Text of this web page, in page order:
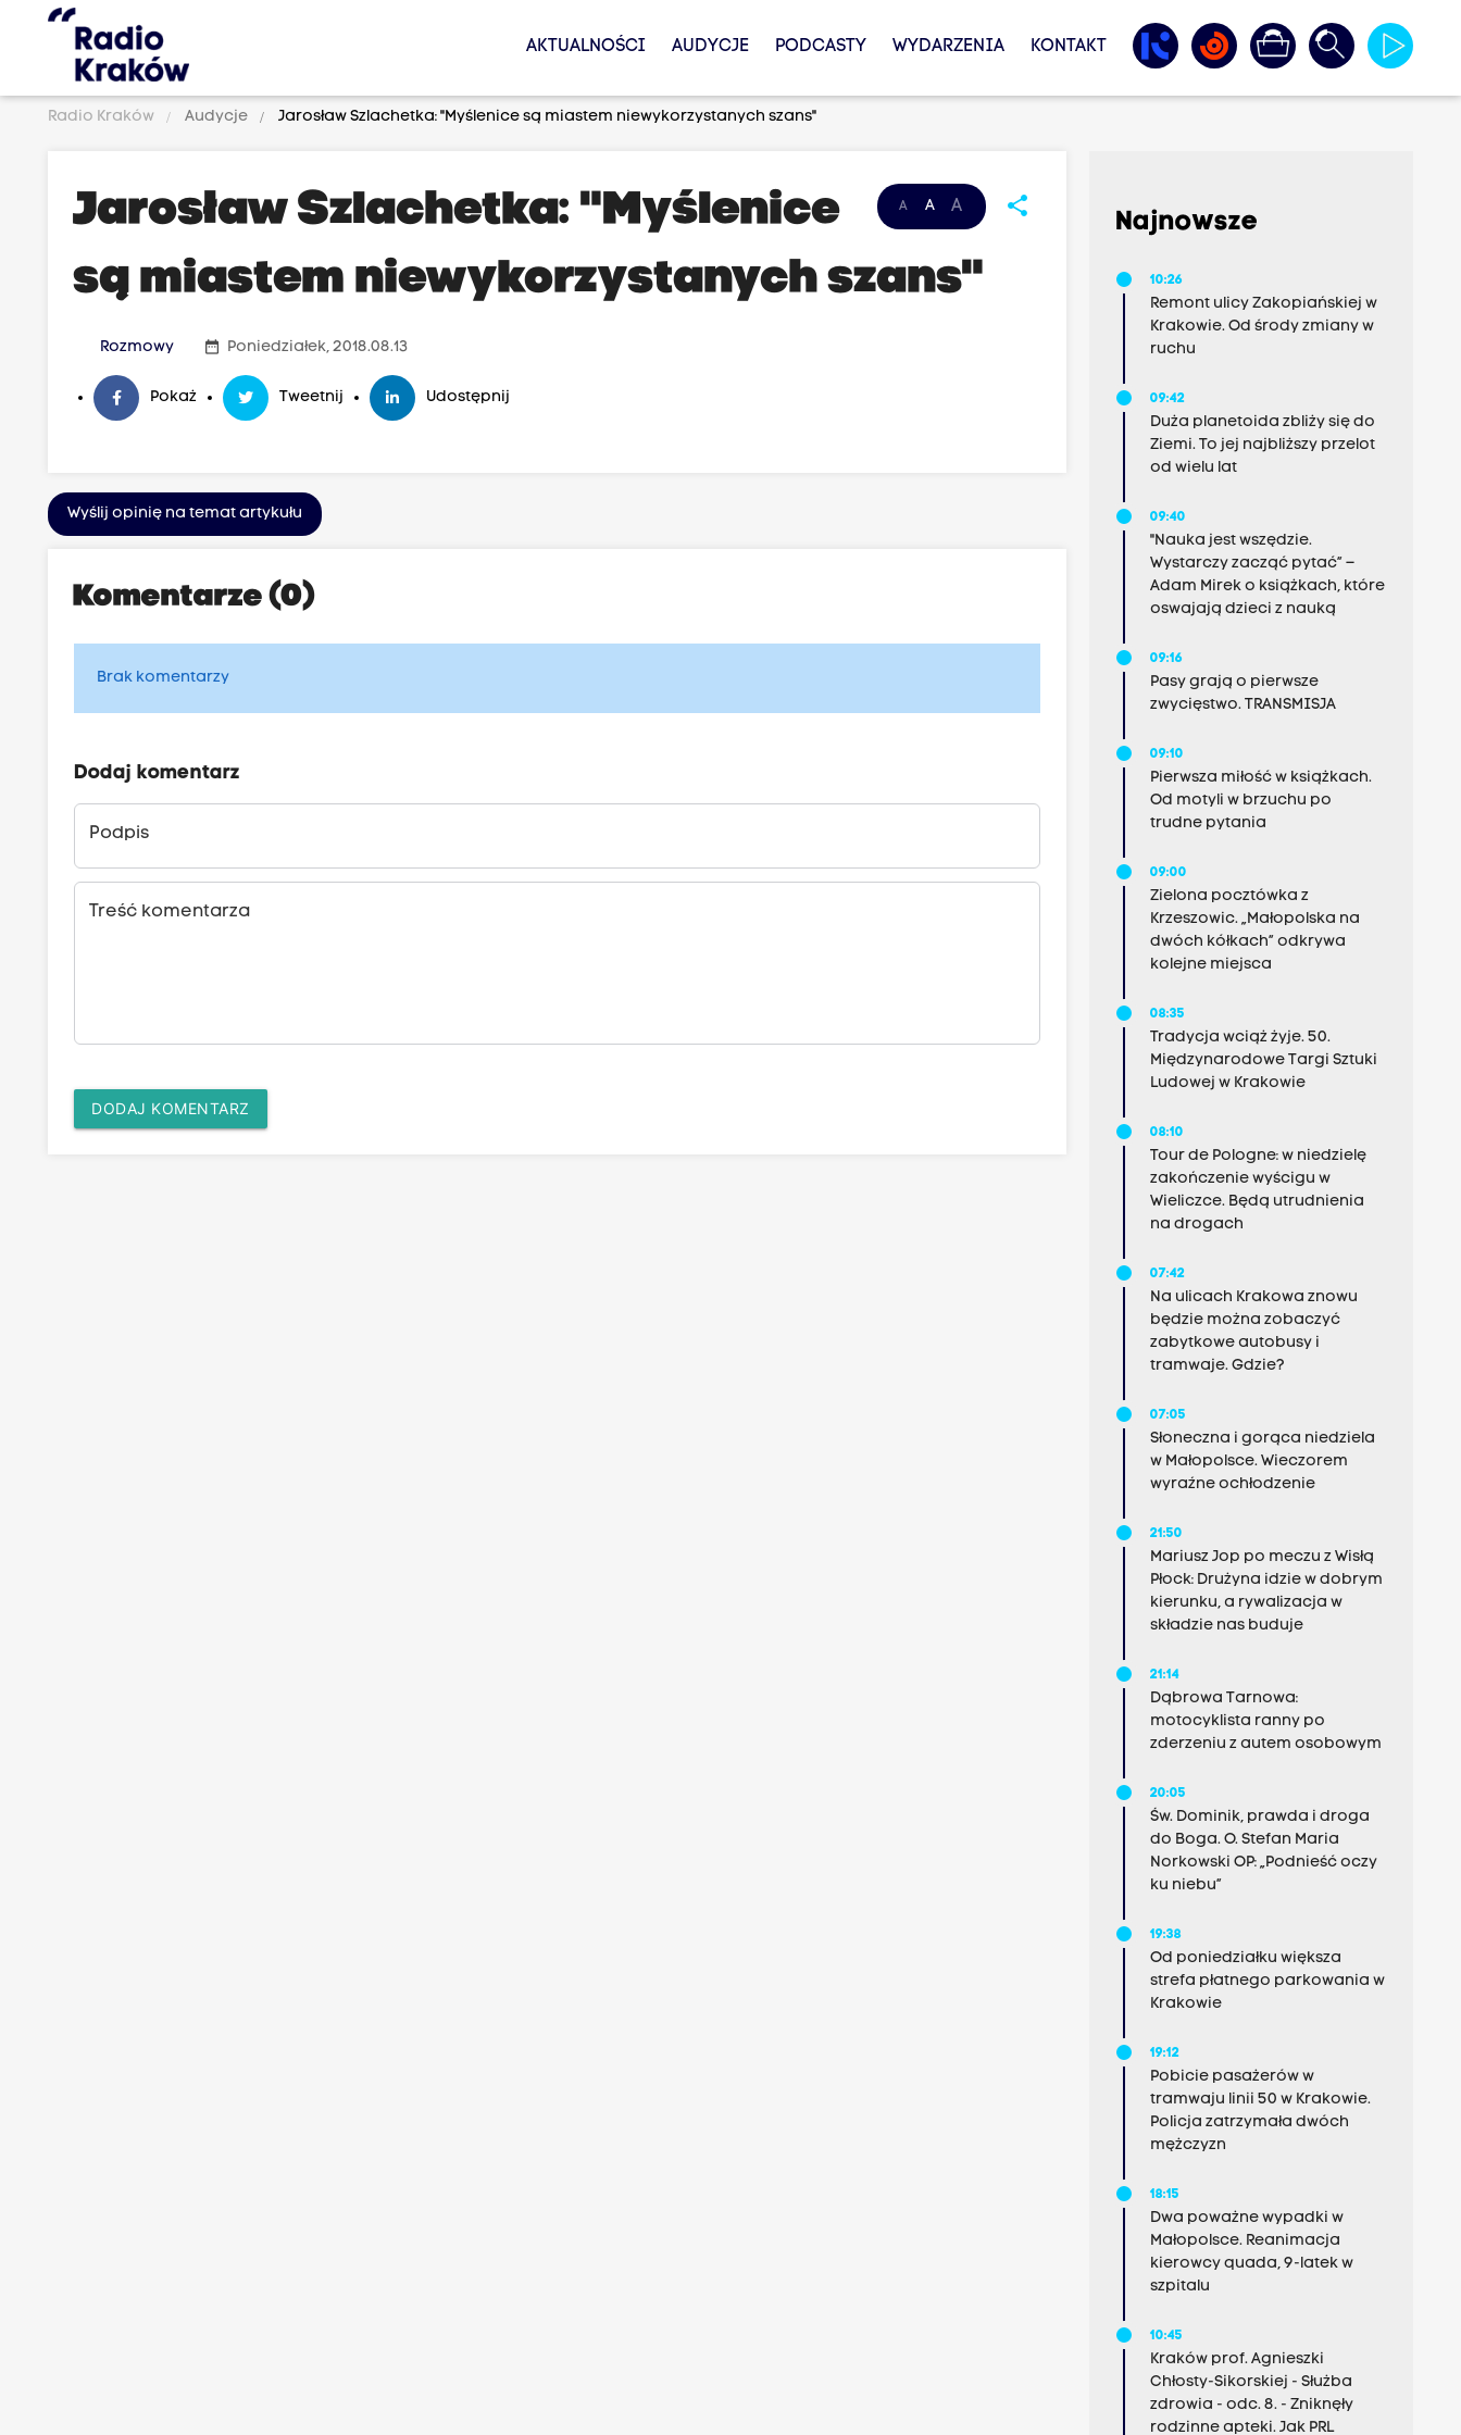
AKTUALNOŚCI AUDYCJE PODCASTY WYDARZENIA KONTAKT
Radio Kraków Audycje Jarosław Szlachetka: "Myślenice są miastem niewykorzystanych szans"
A A A share
Jarosław Szlachetka: "Myślenice
są miastem niewykorzystanych szans"
Rozmowy date_range Poniedziałek, 2018.08.13
Pokaż Tweetnij Udostępnij
Wyślij opinię na temat artykułu
Komentarze (0)
Brak komentarzy
Dodaj komentarz
Podpis
Treść komentarza
DODAJ KOMENTARZ
Najnowsze
10:26
Remont ulicy Zakopiańskiej w
Krakowie. Od środy zmiany w
ruchu
09:42
Duża planetoida zbliży się do
Ziemi. To jej najbliższy przelot
od wielu lat
09:40
"Nauka jest wszędzie.
Wystarczy zacząć pytać” –
Adam Mirek o książkach, które
oswajają dzieci z nauką
09:16
Pasy grają o pierwsze
zwycięstwo. TRANSMISJA
09:10
Pierwsza miłość w książkach.
Od motyli w brzuchu po
trudne pytania
09:00
Zielona pocztówka z
Krzeszowic. „Małopolska na
dwóch kółkach” odkrywa
kolejne miejsca
08:35
Tradycja wciąż żyje. 50.
Międzynarodowe Targi Sztuki
Ludowej w Krakowie
08:10
Tour de Pologne: w niedzielę
zakończenie wyścigu w
Wieliczce. Będą utrudnienia
na drogach
07:42
Na ulicach Krakowa znowu
będzie można zobaczyć
zabytkowe autobusy i
tramwaje. Gdzie?
07:05
Słoneczna i gorąca niedziela
w Małopolsce. Wieczorem
wyraźne ochłodzenie
21:50
Mariusz Jop po meczu z Wisłą
Płock: Drużyna idzie w dobrym
kierunku, a rywalizacja w
składzie nas buduje
21:14
Dąbrowa Tarnowa:
motocyklista ranny po
zderzeniu z autem osobowym
20:05
Św. Dominik, prawda i droga
do Boga. O. Stefan Maria
Norkowski OP: „Podnieść oczy
ku niebu”
19:38
Od poniedziałku większa
strefa płatnego parkowania w
Krakowie
19:12
Pobicie pasażerów w
tramwaju linii 50 w Krakowie.
Policja zatrzymała dwóch
mężczyzn
18:15
Dwa poważne wypadki w
Małopolsce. Reanimacja
kierowcy quada, 9-latek w
szpitalu
10:45
Kraków prof. Agnieszki
Chłosty-Sikorskiej - Służba
zdrowia - odc. 8. - Zniknęły
rodzinne apteki. Jak PRL